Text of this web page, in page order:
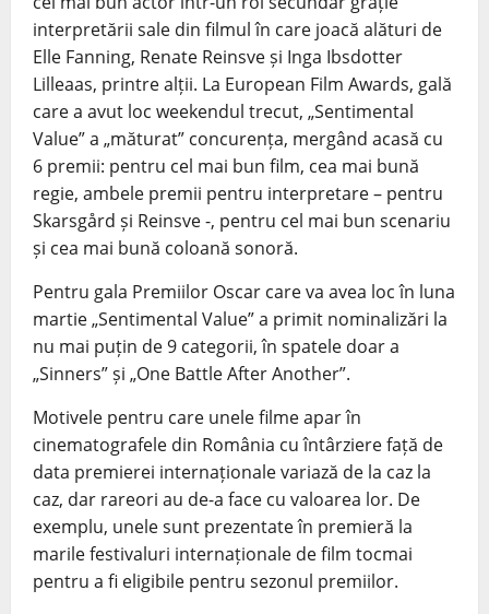
interpretării sale din filmul în care joacă alături de
Elle Fanning, Renate Reinsve și Inga Ibsdotter
Lilleaas, printre alții. La European Film Awards, gală
care a avut loc weekendul trecut, „Sentimental
Value” a „măturat” concurența, mergând acasă cu
6 premii: pentru cel mai bun film, cea mai bună
regie, ambele premii pentru interpretare – pentru
Skarsgård și Reinsve -, pentru cel mai bun scenariu
și cea mai bună coloană sonoră.
Pentru gala Premiilor Oscar care va avea loc în luna
martie „Sentimental Value” a primit nominalizări la
nu mai puțin de 9 categorii, în spatele doar a
„Sinners” și „One Battle After Another”.
Motivele pentru care unele filme apar în
cinematografele din România cu întârziere față de
data premierei internaționale variază de la caz la
caz, dar rareori au de-a face cu valoarea lor. De
exemplu, unele sunt prezentate în premieră la
marile festivaluri internaționale de film tocmai
pentru a fi eligibile pentru sezonul premiilor.